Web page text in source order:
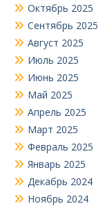
Октябрь 2025
Сентябрь 2025
Август 2025
Июль 2025
Июнь 2025
Май 2025
Апрель 2025
Март 2025
Февраль 2025
Январь 2025
Декабрь 2024
Ноябрь 2024